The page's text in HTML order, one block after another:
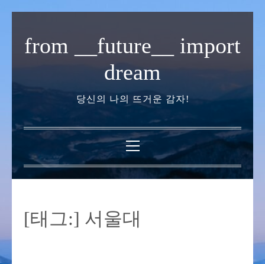
기
from __future__ import
dream
당신의 나의 뜨거운 감자!
기
본
메
뉴
[태그:] 서울대